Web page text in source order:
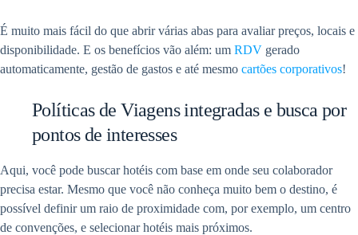
É muito mais fácil do que abrir várias abas para avaliar preços, locais e
disponibilidade. E os benefícios vão além: um RDV gerado
automaticamente, gestão de gastos e até mesmo cartões corporativos!
Políticas de Viagens integradas e busca por
pontos de interesses
Aqui, você pode buscar hotéis com base em onde seu colaborador
precisa estar. Mesmo que você não conheça muito bem o destino, é
possível definir um raio de proximidade com, por exemplo, um centro
de convenções, e selecionar hotéis mais próximos.